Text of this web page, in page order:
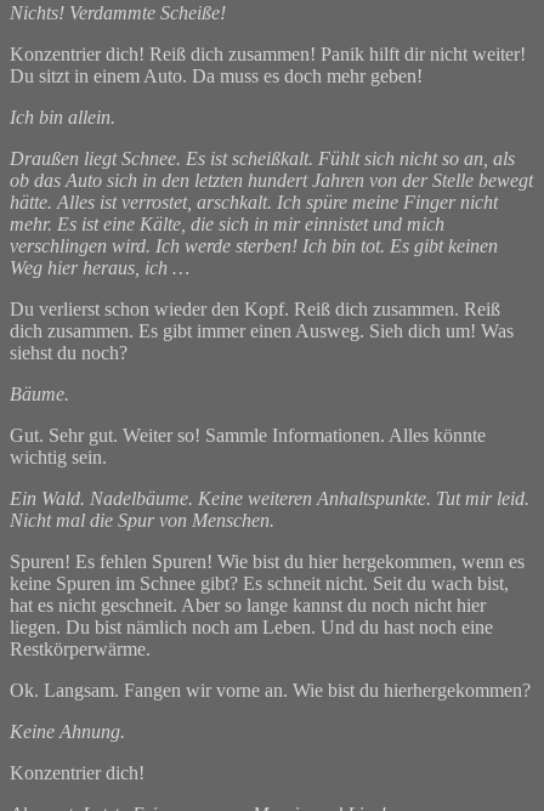
Nichts! Verdammte Scheiße!
Konzentrier dich! Reiß dich zusammen! Panik hilft dir nicht weiter!
Du sitzt in einem Auto. Da muss es doch mehr geben!
Ich bin allein.
Draußen liegt Schnee. Es ist scheißkalt. Fühlt sich nicht so an, als
ob das Auto sich in den letzten hundert Jahren von der Stelle bewegt
hätte. Alles ist verrostet, arschkalt. Ich spüre meine Finger nicht
mehr. Es ist eine Kälte, die sich in mir einnistet und mich
verschlingen wird. Ich werde sterben! Ich bin tot. Es gibt keinen
Weg hier heraus, ich …
Du verlierst schon wieder den Kopf. Reiß dich zusammen. Reiß
dich zusammen. Es gibt immer einen Ausweg. Sieh dich um! Was
siehst du noch?
Bäume.
Gut. Sehr gut. Weiter so! Sammle Informationen. Alles könnte
wichtig sein.
Ein Wald. Nadelbäume. Keine weiteren Anhaltspunkte. Tut mir leid.
Nicht mal die Spur von Menschen.
Spuren! Es fehlen Spuren! Wie bist du hier hergekommen, wenn es
keine Spuren im Schnee gibt? Es schneit nicht. Seit du wach bist,
hat es nicht geschneit. Aber so lange kannst du noch nicht hier
liegen. Du bist nämlich noch am Leben. Und du hast noch eine
Restkörperwärme.
Ok. Langsam. Fangen wir vorne an. Wie bist du hierhergekommen?
Keine Ahnung.
Konzentrier dich!